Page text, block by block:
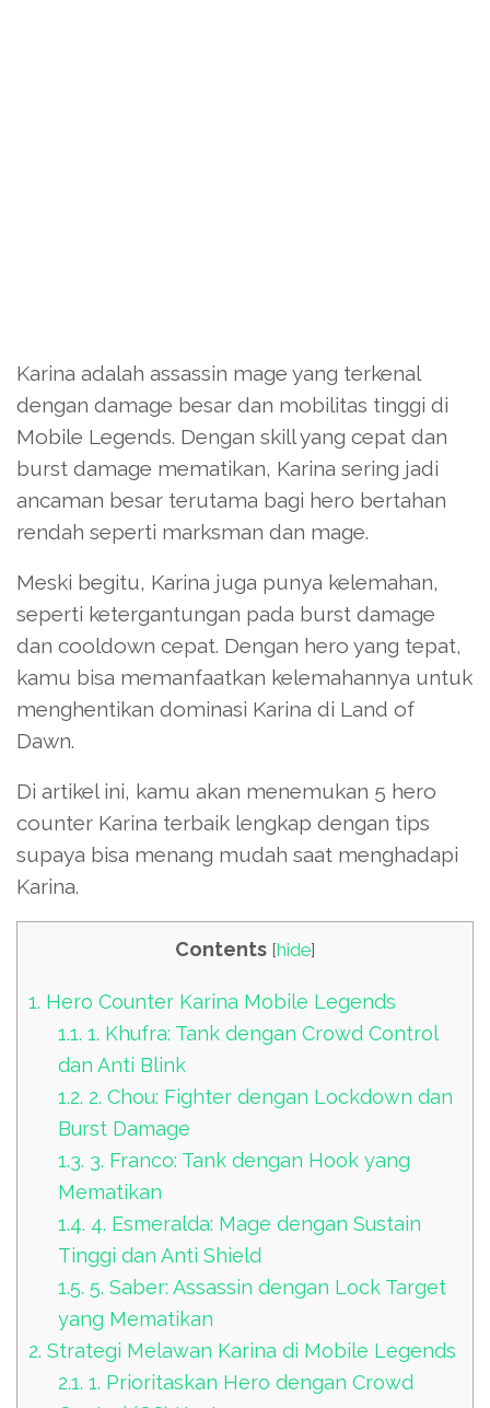
Karina adalah assassin mage yang terkenal
dengan damage besar dan mobilitas tinggi di
Mobile Legends. Dengan skill yang cepat dan
burst damage mematikan, Karina sering jadi
ancaman besar terutama bagi hero bertahan
rendah seperti marksman dan mage.
Meski begitu, Karina juga punya kelemahan,
seperti ketergantungan pada burst damage
dan cooldown cepat. Dengan hero yang tepat,
kamu bisa memanfaatkan kelemahannya untuk
menghentikan dominasi Karina di Land of
Dawn.
Di artikel ini, kamu akan menemukan 5 hero
counter Karina terbaik lengkap dengan tips
supaya bisa menang mudah saat menghadapi
Karina.
Contents [hide]
1. Hero Counter Karina Mobile Legends
1.1. 1. Khufra: Tank dengan Crowd Control
dan Anti Blink
1.2. 2. Chou: Fighter dengan Lockdown dan
Burst Damage
1.3. 3. Franco: Tank dengan Hook yang
Mematikan
1.4. 4. Esmeralda: Mage dengan Sustain
Tinggi dan Anti Shield
1.5. 5. Saber: Assassin dengan Lock Target
yang Mematikan
2. Strategi Melawan Karina di Mobile Legends
2.1. 1. Prioritaskan Hero dengan Crowd